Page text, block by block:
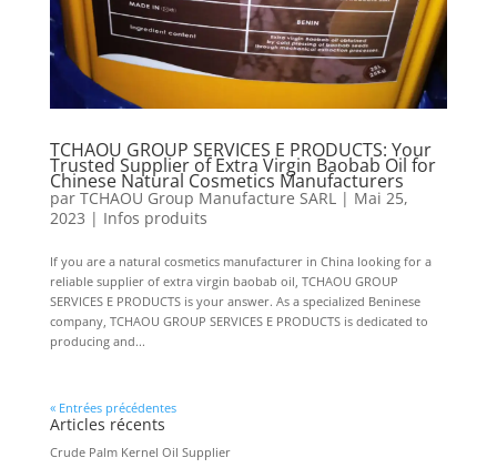
TCHAOU GROUP SERVICES E PRODUCTS: Your
Trusted Supplier of Extra Virgin Baobab Oil for
Chinese Natural Cosmetics Manufacturers
par TCHAOU Group Manufacture SARL | Mai 25,
2023 | Infos produits
If you are a natural cosmetics manufacturer in China looking for a
reliable supplier of extra virgin baobab oil, TCHAOU GROUP
SERVICES E PRODUCTS is your answer. As a specialized Beninese
company, TCHAOU GROUP SERVICES E PRODUCTS is dedicated to
producing and...
« Entrées précédentes
Articles récents
Crude Palm Kernel Oil Supplier